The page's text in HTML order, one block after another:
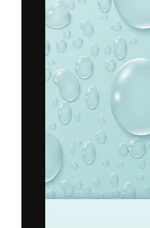
和工作室。
繁體中文 (
Copyright ©